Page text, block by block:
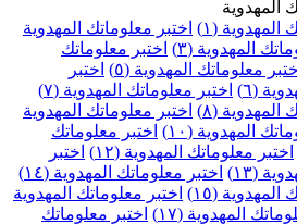
اختبر معلوماتك المهدوية
اختبر معلوماتك
(٥)
اختبر
المهدوية (٧)
اختبر معلوماتك المهدوية
اختبر معلوماتك
(١٢)
اختبر
معلوماتك المهدوية (١٤)
اختبر معلوماتك المهدوية
اختبر معلوماتك